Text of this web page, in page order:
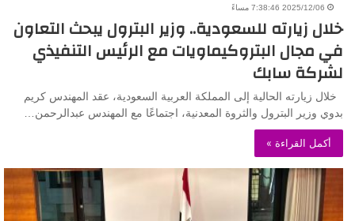
2025/12/06 7:38:46 مساءً
خلال زيارته للسعودية.. وزير البترول يبحث التعاون
في مجال البتروكيماويات مع الرئيس التنفيذي
لشركة سابك
خلال زيارته الحالية إلى المملكة العربية السعودية، عقد المهندس كريم
بدوي وزير البترول والثروة المعدنية، اجتماعًا مع المهندس عبدالرحمن…
أكمل القراءة »